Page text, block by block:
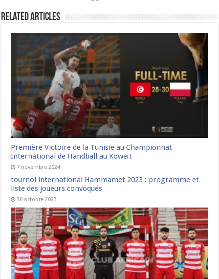
Related Articles
Première Victoire de la Tunisie au Championnat
International de Handball au Koweït
7 novembre 2024
tournoi international Hammamet 2023 : programme et
liste des joueurs convoqués
30 octobre 2023